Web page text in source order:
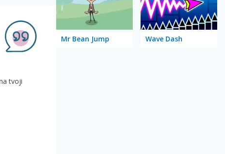
tvoji
Mr Bean Jump Wave Dash